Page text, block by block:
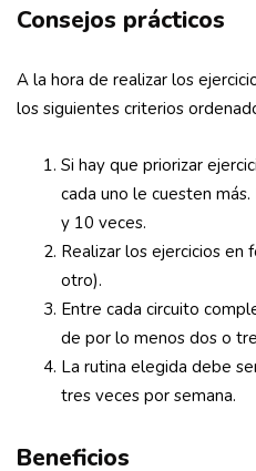
Consejos prácticos
A la hora de realizar los
los siguientes criterios
Si hay que priorizar
cada uno le cuesten
y 10 veces.
Realizar los ejercicios en
otro).
Entre cada circuito
de por lo menos dos o
La rutina elegida debe
tres veces por semana.
Beneficios